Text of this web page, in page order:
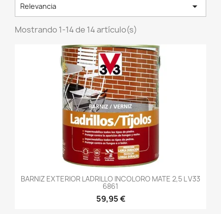
Relevancia 
Mostrando 1-14 de 14 artículo(s)
BARNIZ EXTERIOR LADRILLO INCOLORO MATE 2,5 L V33
6861
59,95 €